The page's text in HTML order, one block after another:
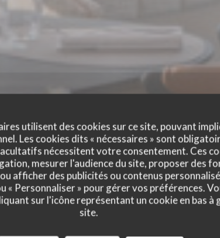
utilisent des cookies sur ce site, pouvant
Les cookies dits « nécessaires » sont
nécessitent votre consentement. Ces
mesurer l'audience du site, proposer des
afficher des publicités ou contenus
« Personnaliser » pour gérer vos préférences.
sur l'icône représentant un cookie en bas à
site.